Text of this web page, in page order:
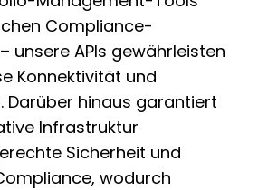
Compliance-
unsere APIs gewährleisten
Konnektivität und
Darüber hinaus garantiert
Infrastruktur
Sicherheit und
wodurch